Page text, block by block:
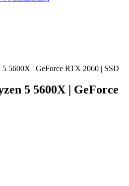
5600X | GeForce RTX 2060 | SSD
5 5600X | GeForce